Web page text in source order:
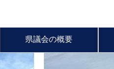
県議会の概要